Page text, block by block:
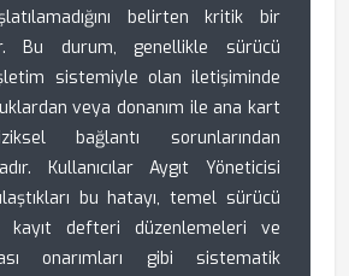
belirten kritik bir
Bu durum, genellikle sürücü
işletim sistemiyle olan iletişiminde
veya donanım ile ana kart
bağlantı sorunlarından
Kullanıcılar Aygıt Yöneticisi
bu hatayı, temel sürücü
kayıt defteri düzenlemeleri ve
onarımları gibi sistematik